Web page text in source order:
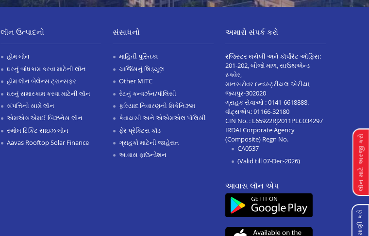
લૉન માટે અરજી કરો
લૉન ઉત્પાદનો
હૉમ લૉન
ઘરનું બાંધકામ કરવા માટેની લૉન
હૉમ લૉન બેલેન્સ ટ્રાન્સફર
ઘરનું સમારકામ કરવા માટેની લૉન
સંપત્તિની સામે લૉન
એમએસએમઈ બિઝનેસ લૉન
સ્મોલ ટિકિટ સાઇઝ લૉન
Aavas Rooftop Solar Finance
સંસાધનો
માહિતી પુસ્તિકા
ચાર્જિસનું શિડ્યૂલ
Other MITC
રેટનું કન્વર્ઝન/પૉલિસી
ફરિયાદ નિવારણની મિકેનિઝમ
કેવાયસી અને એએમએલ પૉલિસી
ફેર પ્રેક્ટિસ કૉડ
ગ્રાહકો માટેની જાહેરાત
આવાસ ફાઉન્ડેશન
અમારો સંપર્ક કરો
રજિસ્ટર થયેલી અને કૉર્પોરેટ ઑફિસ:
201-202, બીજો માળ, સાઉથએન્ડ
સ્ક્વેર,
માનસરોવર ઇન્ડસ્ટ્રીયલ એરીયા,
જયપુર-302020
ગ્રાહક સેવાઓ :0141-6618888.
વૉટ્સએપ:91166-32180
CIN No. : L65922RJ2011PLC034297
IRDAI Corporate Agency
(Composite) Regn No.
CA0537
(Valid till 07-Dec-2026)
આવાસ લૉન એપ